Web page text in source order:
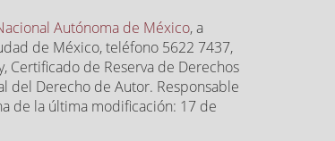
Autónoma de México, a
de México, teléfono 5622 7437,
Certificado de Reserva de Derechos
del Derecho de Autor. Responsable
de la última modificación: 17 de